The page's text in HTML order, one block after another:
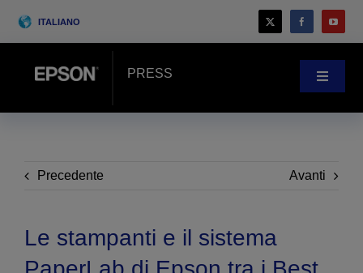
ITALIANO
PRESS
Toggle
Case history
Precedente Avanti
Le stampanti e il sistema